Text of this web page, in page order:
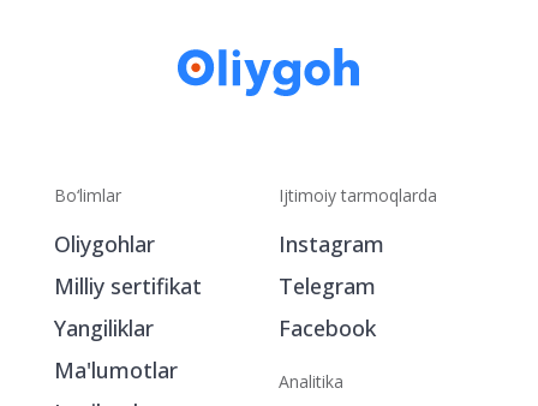
Bo‘limlar
Oliygohlar
Milliy sertifikat
Yangiliklar
Ma'lumotlar
Ijtimoiy tarmoqlarda
Instagram
Telegram
Facebook
Analitika